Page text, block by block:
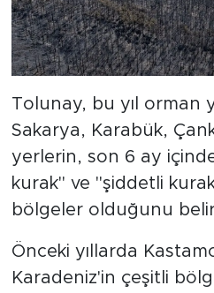
Tolunay, bu yıl orman
Sakarya, Karabük,
yerlerin, son 6 ay
kurak" ve "şiddetli
bölgeler olduğunu
Önceki yıllarda
Karadeniz'in çeşitli